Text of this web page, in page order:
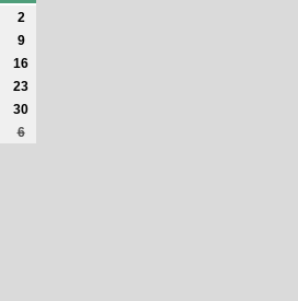
2
9
16
23
30
6